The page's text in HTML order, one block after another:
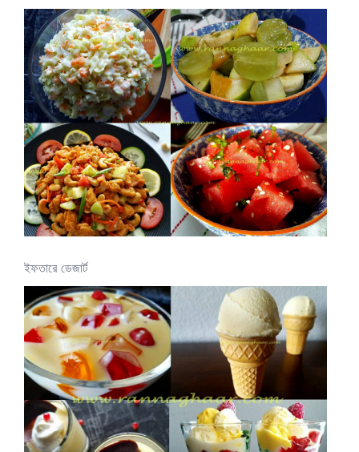
ইফতারে ডেজার্ট